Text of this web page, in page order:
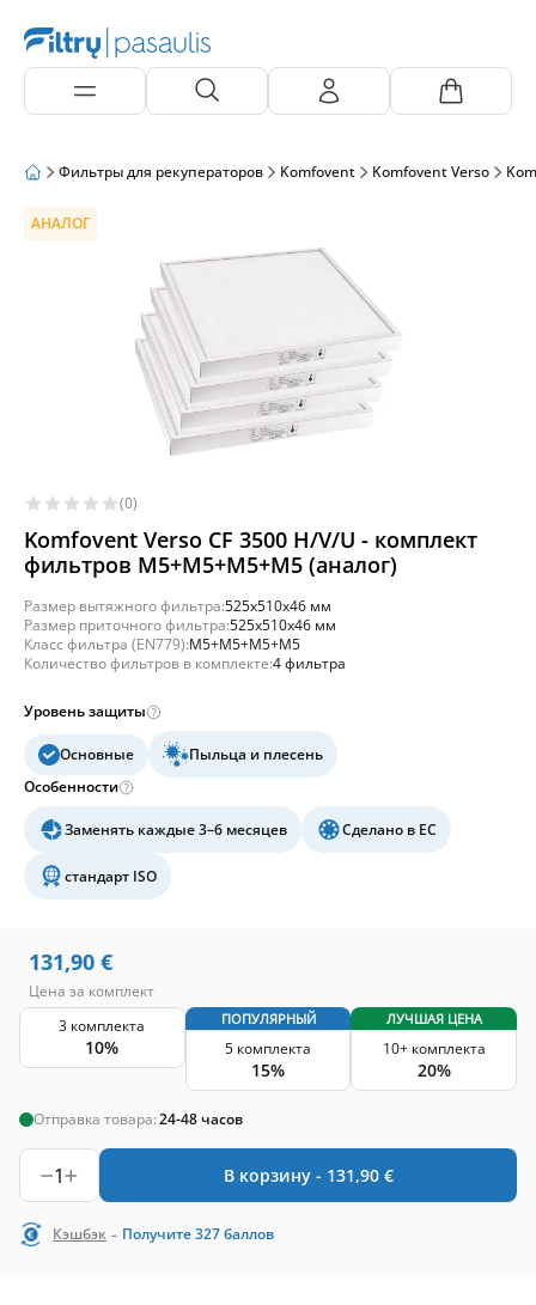
Фильтры для рекуператоров Komfovent Komfovent Verso
АНАЛОГ
(0)
Komfovent Verso CF 3500 H/V/U - комплект
фильтров M5+M5+M5+M5 (аналог)
Размер вытяжного фильтра:525x510x46 мм
Размер приточного фильтра:525x510x46 мм
Класс фильтра (EN779):M5+M5+M5+M5
Количество фильтров в комплекте:4 фильтра
Уровень защиты
Основные
Пыльца и плесень
Особенности
Заменять каждые 3–6 месяцев Сделано в ЕС
стандарт ISO
131,90 €
Цена за комплект
3 комплекта
10%
ПОПУЛЯРНЫЙ
5 комплекта
15%
ЛУЧШАЯ ЦЕНА
10+ комплекта
20%
Отправка товара:24-48 часов
1 В корзину - 131,90 €
Кэшбэк - Получите327баллов